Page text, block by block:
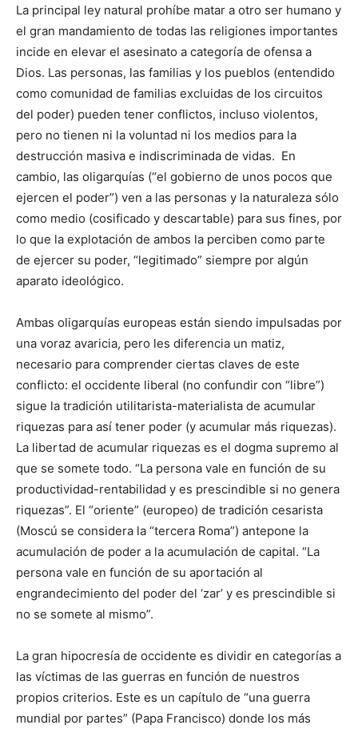
La principal ley natural prohíbe matar a otro ser humano y
el gran mandamiento de todas las religiones importantes
incide en elevar el asesinato a categoría de ofensa a
Dios. Las personas, las familias y los pueblos (entendido
como comunidad de familias excluidas de los circuitos
del poder) pueden tener conflictos, incluso violentos,
pero no tienen ni la voluntad ni los medios para la
destrucción masiva e indiscriminada de vidas. En
cambio, las oligarquías (“el gobierno de unos pocos que
ejercen el poder”) ven a las personas y la naturaleza sólo
como medio (cosificado y descartable) para sus fines, por
lo que la explotación de ambos la perciben como parte
de ejercer su poder, “legitimado” siempre por algún
aparato ideológico.
Ambas oligarquías europeas están siendo impulsadas por
una voraz avaricia, pero les diferencia un matiz,
necesario para comprender ciertas claves de este
conflicto: el occidente liberal (no confundir con “libre”)
sigue la tradición utilitarista-materialista de acumular
riquezas para así tener poder (y acumular más riquezas).
La libertad de acumular riquezas es el dogma supremo al
que se somete todo. “La persona vale en función de su
productividad-rentabilidad y es prescindible si no genera
riquezas”. El “oriente” (europeo) de tradición cesarista
(Moscú se considera la “tercera Roma”) antepone la
acumulación de poder a la acumulación de capital. “La
persona vale en función de su aportación al
engrandecimiento del poder del ‘zar’ y es prescindible si
no se somete al mismo”.
La gran hipocresía de occidente es dividir en categorías a
las víctimas de las guerras en función de nuestros
propios criterios. Este es un capítulo de “una guerra
mundial por partes” (Papa Francisco) donde los más